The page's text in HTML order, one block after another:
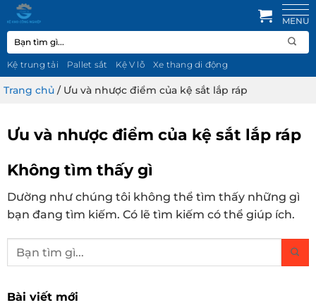
qua
nội
dung
Tìm
kiếm:
Kệ trung tải Pallet sắt Kệ V lỗ Xe thang di động
Trang chủ / Ưu và nhược điểm của kệ sắt lắp ráp
Ưu và nhược điểm của kệ sắt lắp ráp
Không tìm thấy gì
Dường như chúng tôi không thể tìm thấy những gì
bạn đang tìm kiếm. Có lẽ tìm kiếm có thể giúp ích.
Bài viết mới